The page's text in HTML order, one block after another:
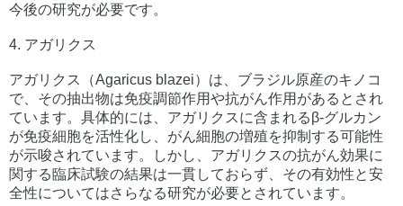
今後の研究が必要です。
4. アガリクス
アガリクス（Agaricus blazei）は、ブラジル原産のキノコ
で、その抽出物は免疫調節作用や抗がん作用があるとされ
ています。具体的には、アガリクスに含まれるβ-グルカン
が免疫細胞を活性化し、がん細胞の増殖を抑制する可能性
が示唆されています。しかし、アガリクスの抗がん効果に
関する臨床試験の結果は一貫しておらず、その有効性と安
全性についてはさらなる研究が必要とされています。